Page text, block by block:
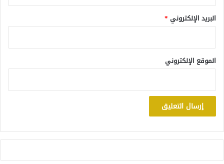
البريد الإلكتروني *
الموقع الإلكتروني